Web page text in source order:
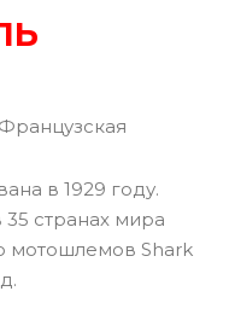
Французская
в 1929 году.
странах мира
мотошлемов Shark